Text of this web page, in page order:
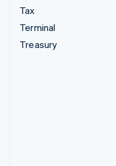
Tax
Terminal
Treasury